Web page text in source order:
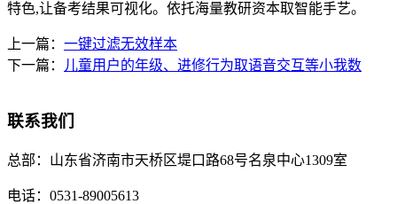
特色,让备考结果可视化。依托海量教研资本取智能手艺。
上一篇： 一键过滤无效样本
下一篇：
儿童用户的年级、进修行为取语音交互等小我数
联系我们
总部： 山东省济南市天桥区堤口路68号名泉中心1309室
电话： 0531-89005613